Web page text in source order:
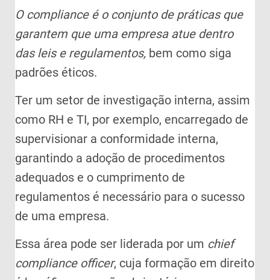
O compliance é o conjunto de práticas que
garantem que uma empresa atue dentro
das leis e regulamentos, bem como siga
padrões éticos.
Ter um setor de investigação interna, assim
como RH e TI, por exemplo, encarregado de
supervisionar a conformidade interna,
garantindo a adoção de procedimentos
adequados e o cumprimento de
regulamentos é necessário para o sucesso
de uma empresa.
Essa área pode ser liderada por um chief
compliance officer, cuja formação em direito